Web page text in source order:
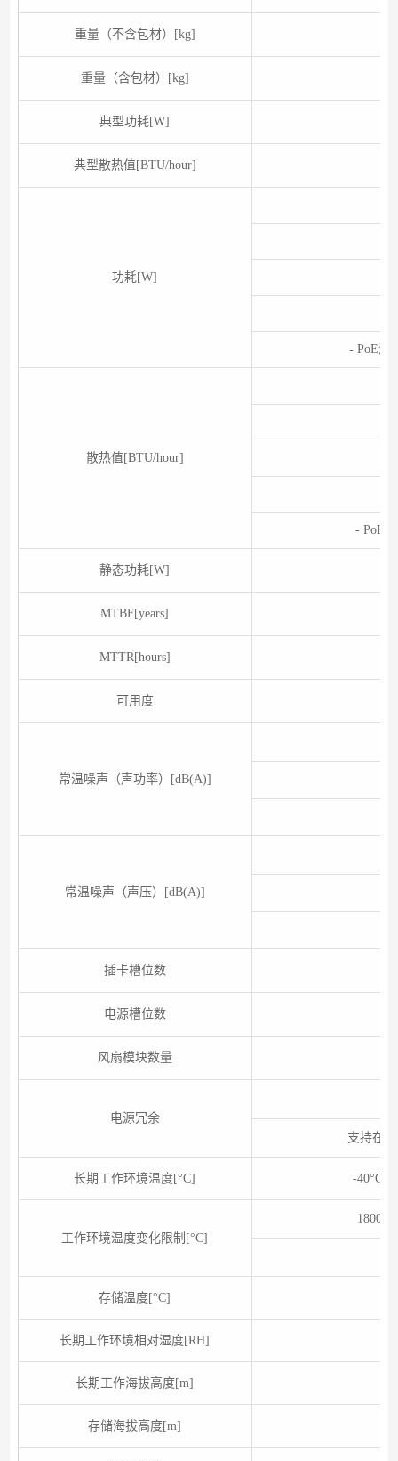
重量（不含包材）[kg]
重量（含包材）[kg]
典型功耗[W]
典型散热值[BTU/hour]
功耗[W]
- PoE满
散热值[BTU/hour]
- PoE
静态功耗[W]
MTBF[years]
MTTR[hours]
可用度
常温噪声（声功率）[dB(A)]
常温噪声（声压）[dB(A)]
插卡槽位数
电源槽位数
风扇模块数量
电源冗余
支持在
长期工作环境温度[°C] -40°C
工作环境温度变化限制[°C]
1800m
存储温度[°C]
长期工作环境相对湿度[RH]
长期工作海拔高度[m]
存储海拔高度[m]